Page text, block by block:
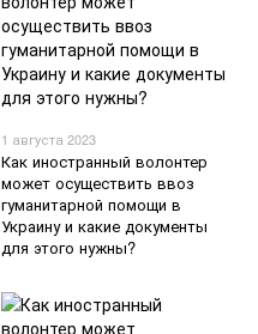
1 августа 2023
Как иностранный волонтер
может осуществить ввоз
гуманитарной помощи в
Украину и какие документы
для этого нужны?